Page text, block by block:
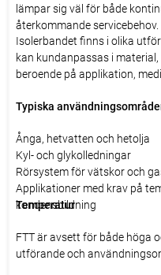
lämpar sig väl för både
återkommande servicebehov.
Isolerbandet finns i olika
kan kundanpassas i
beroende på applikation,
Typiska
Ånga, hetvatten och hetolja
Kyl- och glykolledningar
Rörsystem för vätskor och
Applikationer med krav på
kondensbildning
Temperatur
FTT är avsett för både höga
utförande och